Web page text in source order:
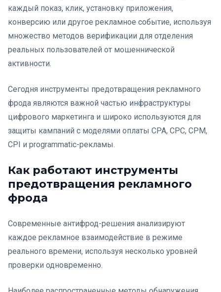
каждый показ, клик, установку приложения,
конверсию или другое рекламное событие, используя
множество методов верификации для отделения
реальных пользователей от мошеннической
активности.
Сегодня инструменты предотвращения рекламного
фрода являются важной частью инфраструктуры
цифрового маркетинга и широко используются для
защиты кампаний с моделями оплаты CPA, CPC, CPM,
CPI и programmatic-рекламы.
Как работают инструменты
предотвращения рекламного
фрода
Современные антифрод-решения анализируют
каждое рекламное взаимодействие в режиме
реального времени, используя несколько уровней
проверки одновременно.